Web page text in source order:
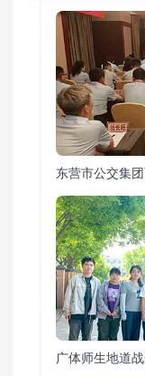
东营市公交集
广体师生地道